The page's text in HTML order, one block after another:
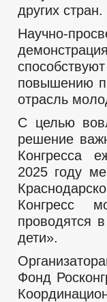
других стран.
Научно-
повышению
отрасль
С целью
решение
Конгресса
2025 году
Конгресс
проводятся
дети».
Фонд